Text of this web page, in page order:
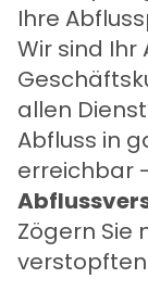
Ihre
Wir sind
allen
Abfluss in
erreichbar
Zögern Sie
verstopften